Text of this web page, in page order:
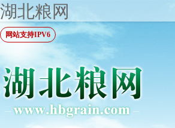
湖北粮网
网站支持IPV6